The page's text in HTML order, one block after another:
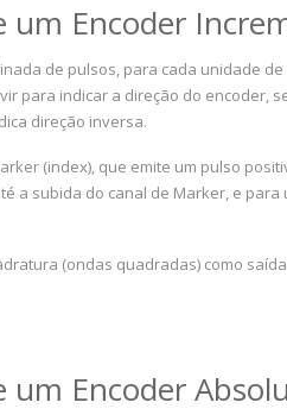
um Encoder
de pulsos, para cada unidade
para indicar a direção do encoder,
direção inversa.
(index), que emite um pulso
a subida do canal de Marker, e
(ondas quadradas) como
um Encoder